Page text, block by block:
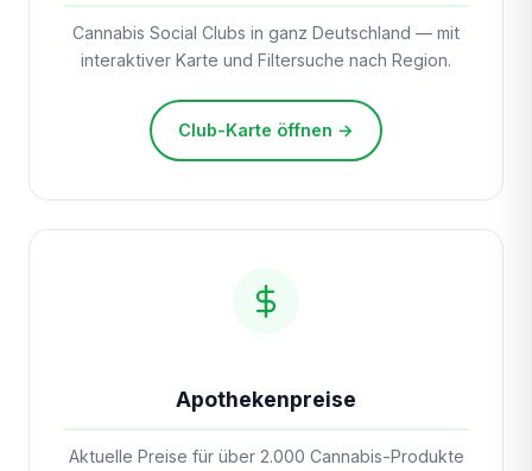
Cannabis Social Clubs in ganz Deutschland — mit
interaktiver Karte und Filtersuche nach Region.
Club-Karte öffnen →
Apothekenpreise
Aktuelle Preise für über 2.000 Cannabis-Produkte